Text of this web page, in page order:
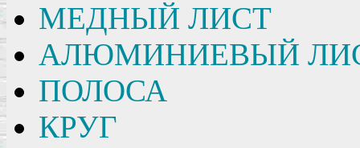
МЕДНЫЙ ЛИСТ
АЛЮМИНИЕВЫЙ
ПОЛОСА
КРУГ